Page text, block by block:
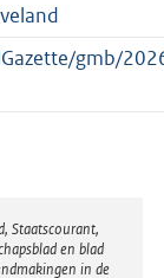
gmb/
Staatscourant,
en blad
in de